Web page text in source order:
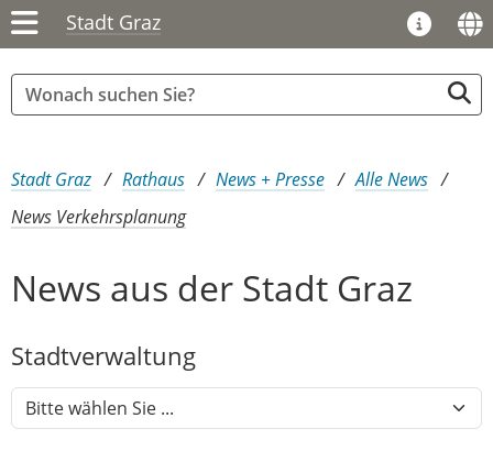
Stadt Graz
Sie sind hier:
Stadt Graz Rathaus News + Presse
Alle News
News Verkehrsplanung
News aus der Stadt Graz
Stadtver​­waltung